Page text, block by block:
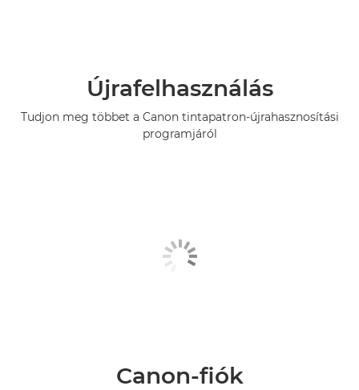
Újrafelhasználás
Tudjon meg többet a Canon tintapatron-újrahasznosítási
programjáról
Canon-fiók